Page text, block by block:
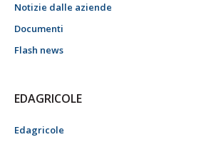
Notizie dalle aziende
Documenti
Flash news
EDAGRICOLE
Edagricole